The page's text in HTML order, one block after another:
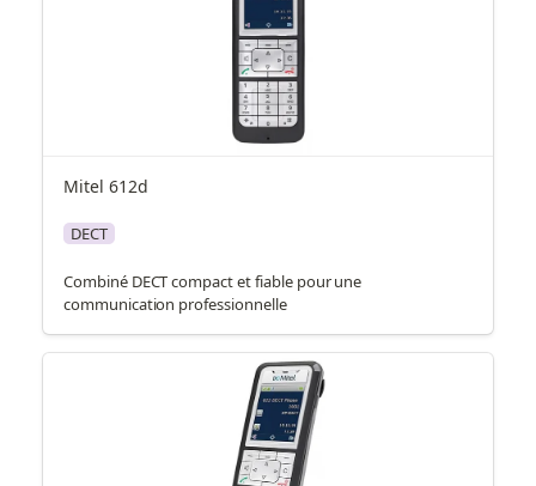
Mitel 612d
DECT
Combiné DECT compact et fiable pour une
communication professionnelle